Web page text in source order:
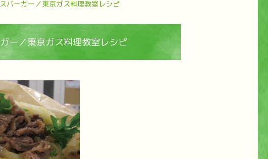
バーガー／東京ガス料理教室レシピ
ー／東京ガス料理教室レシピ